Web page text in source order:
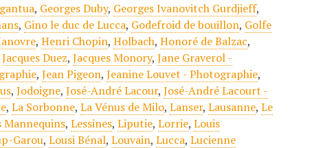
, Georges Duby, Georges Ivanovitch Gurdjieff,
, Gino le duc de Lucca, Godefroid de bouillon, Golfe
,Henri Chopin,Holbach,Honoré de Balzac,
Jacques Duez,Jacques Monory,Jane Graverol -
,Jean Pigeon,Jeanine Louvet - Photographie,
,Jodoigne,José-André Lacour,José-André Lacourt -
,La Sorbonne,La Vénus de Milo,Lanser,Lausanne,Le
Mannequins,Lessines,Liputie,Lorrie,Louis
Garou,Lousi Bénal,Louvain,Lucca,Lucienne